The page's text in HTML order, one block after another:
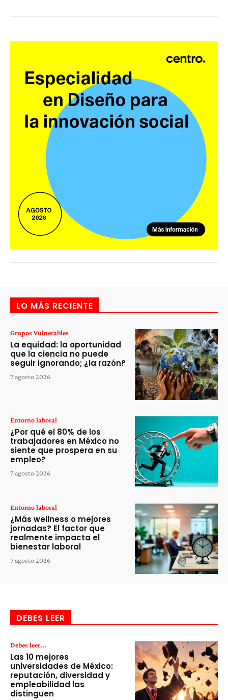
LO MÁS RECIENTE
Grupos Vulnerables
La equidad: la oportunidad
que la ciencia no puede
seguir ignorando; ¿la razón?
7 agosto 2026
Entorno laboral
¿Por qué el 80% de los
trabajadores en México no
siente que prospera en su
empleo?
7 agosto 2026
Entorno laboral
¿Más wellness o mejores
jornadas? El factor que
realmente impacta el
bienestar laboral
7 agosto 2026
DEBES LEER
Debes leer...
Las 10 mejores
universidades de México:
reputación, diversidad y
empleabilidad las
distinguen